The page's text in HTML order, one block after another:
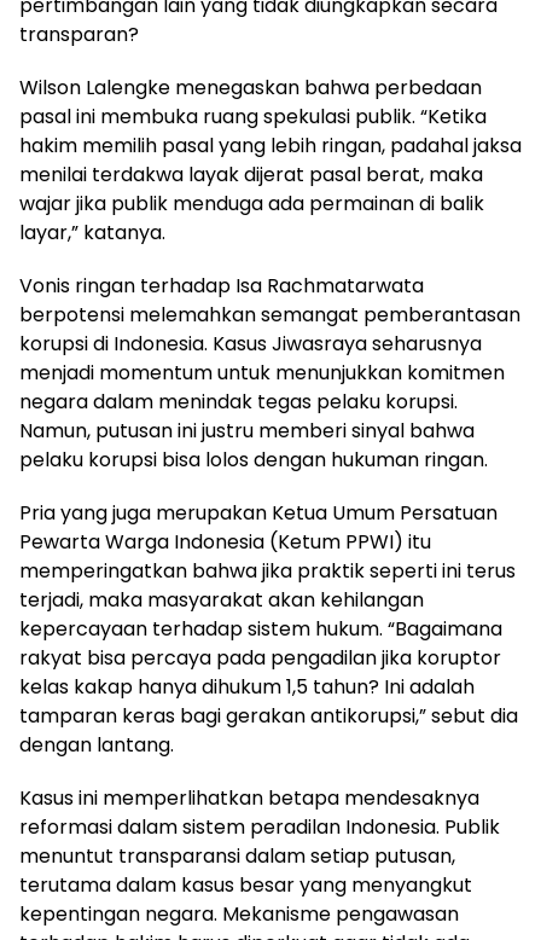
transparan?
Wilson Lalengke menegaskan bahwa perbedaan
pasal ini membuka ruang spekulasi publik. “Ketika
hakim memilih pasal yang lebih ringan, padahal jaksa
menilai terdakwa layak dijerat pasal berat, maka
wajar jika publik menduga ada permainan di balik
layar,” katanya.
Vonis ringan terhadap Isa Rachmatarwata
berpotensi melemahkan semangat pemberantasan
korupsi di Indonesia. Kasus Jiwasraya seharusnya
menjadi momentum untuk menunjukkan komitmen
negara dalam menindak tegas pelaku korupsi.
Namun, putusan ini justru memberi sinyal bahwa
pelaku korupsi bisa lolos dengan hukuman ringan.
Pria yang juga merupakan Ketua Umum Persatuan
Pewarta Warga Indonesia (Ketum PPWI) itu
memperingatkan bahwa jika praktik seperti ini terus
terjadi, maka masyarakat akan kehilangan
kepercayaan terhadap sistem hukum. “Bagaimana
rakyat bisa percaya pada pengadilan jika koruptor
kelas kakap hanya dihukum 1,5 tahun? Ini adalah
tamparan keras bagi gerakan antikorupsi,” sebut dia
dengan lantang.
Kasus ini memperlihatkan betapa mendesaknya
reformasi dalam sistem peradilan Indonesia. Publik
menuntut transparansi dalam setiap putusan,
terutama dalam kasus besar yang menyangkut
kepentingan negara. Mekanisme pengawasan